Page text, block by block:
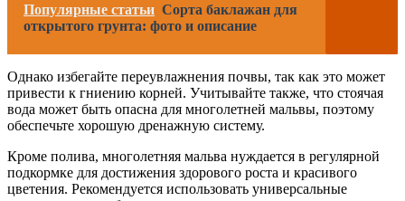
Популярные статьи Сорта баклажан для
открытого грунта: фото и описание
Однако избегайте переувлажнения почвы, так как это может
привести к гниению корней. Учитывайте также, что стоячая
вода может быть опасна для многолетней мальвы, поэтому
обеспечьте хорошую дренажную систему.
Кроме полива, многолетняя мальва нуждается в регулярной
подкормке для достижения здорового роста и красивого
цветения. Рекомендуется использовать универсальные